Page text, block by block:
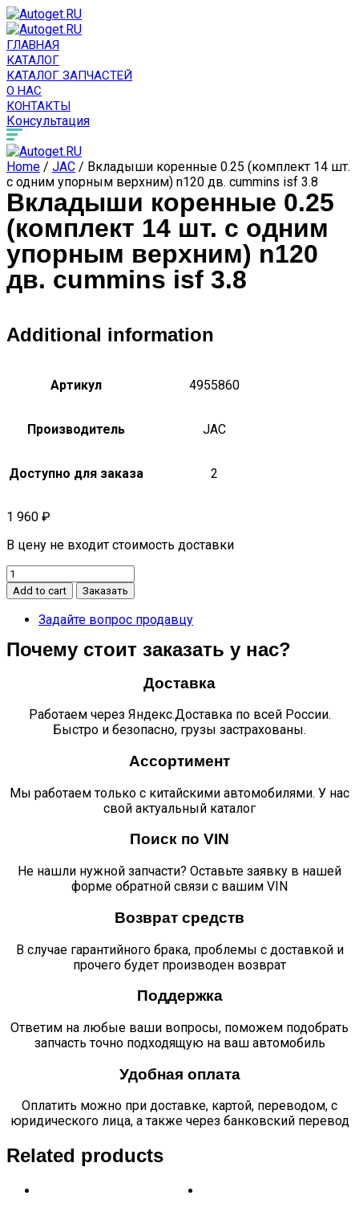
ГЛАВНАЯ
КАТАЛОГ
КАТАЛОГ ЗАПЧАСТЕЙ
О НАС
КОНТАКТЫ
Консультация
Home / JAC / Вкладыши коренные 0.25 (комплект 14 шт.
с одним упорным верхним) n120 дв. cummins isf 3.8
Вкладыши коренные 0.25
(комплект 14 шт. с одним
упорным верхним) n120
дв. cummins isf 3.8
Additional information
Артикул 4955860
Производитель JAC
Доступно для заказа 2
1 960 ₽
В цену не входит стоимость доставки
Вкладыши
коренные
0.25
(комплект
шт.
верхним)
3.8
quantity
Add to cart Заказать
Задайте вопрос продавцу
Почему стоит заказать у нас?
Доставка
Работаем через Яндекс.Доставка по всей России.
Быстро и безопасно, грузы застрахованы.
Ассортимент
Мы работаем только с китайскими автомобилями. У нас
свой актуальный каталог
Поиск по VIN
Не нашли нужной запчасти? Оставьте заявку в нашей
форме обратной связи с вашим VIN
Возврат средств
В случае гарантийного брака, проблемы с доставкой и
прочего будет производен возврат
Поддержка
Ответим на любые ваши вопросы, поможем подобрать
запчасть точно подходящую на ваш автомобиль
Удобная оплата
Оплатить можно при доставке, картой, переводом, с
юридического лица, а также через банковский перевод
Related products